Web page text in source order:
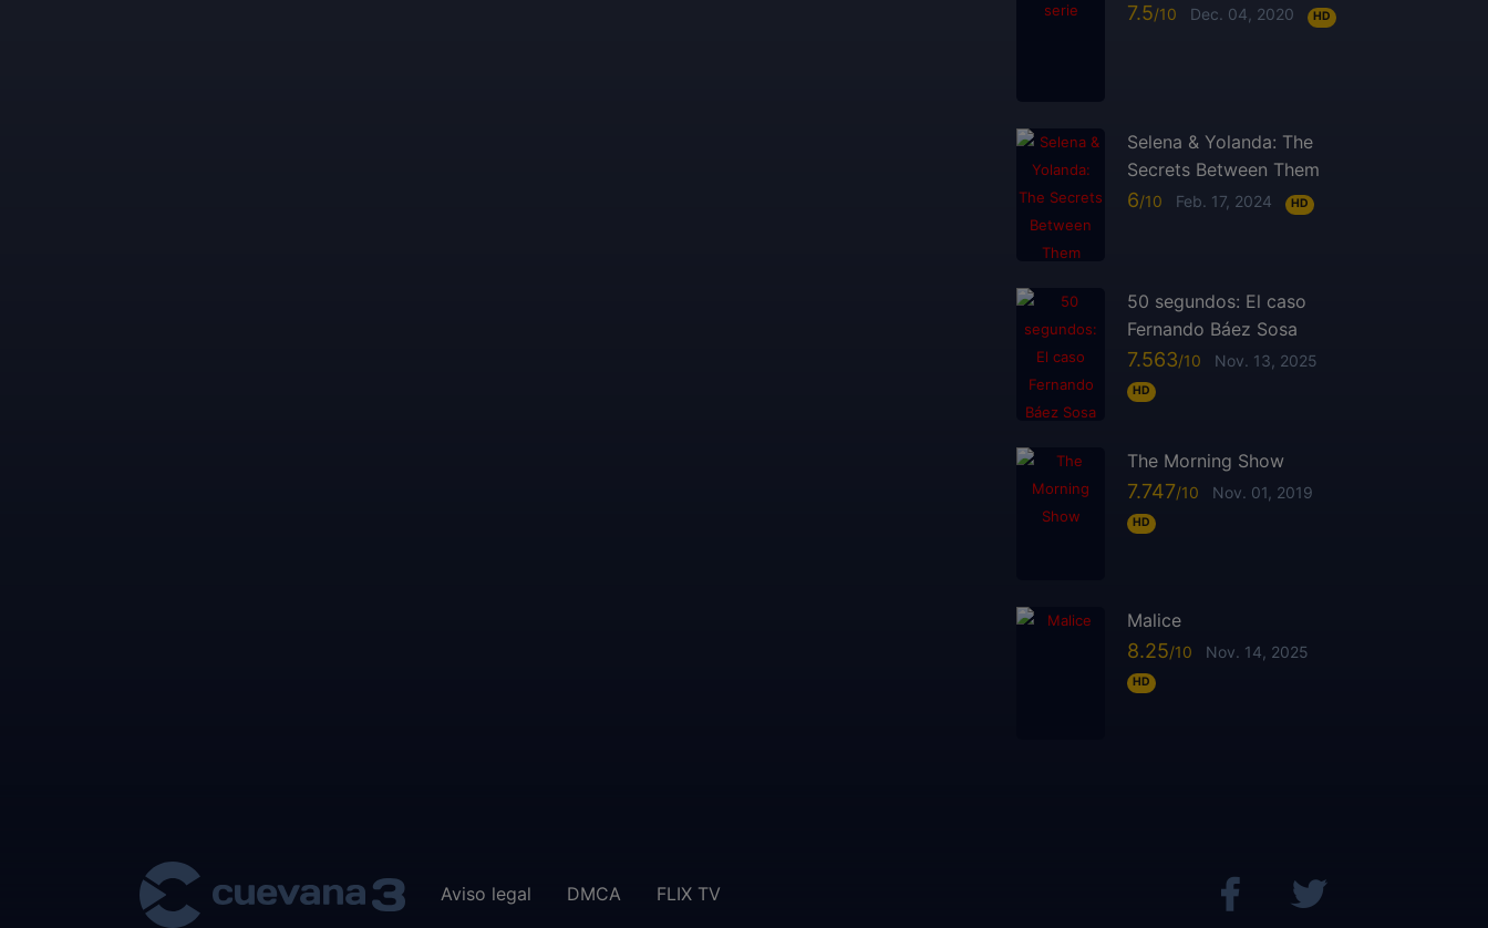
7.5 Dec. 04, 2020 HD
Selena & Yolanda: The
Secrets Between Them
6 Feb. 17, 2024 HD
50 segundos: El caso
Fernando Báez Sosa
7.563 Nov. 13, 2025
HD
The Morning Show
7.747 Nov. 01, 2019
HD
Malice
8.25 Nov. 14, 2025
HD
Aviso legal DMCA FLIX TV